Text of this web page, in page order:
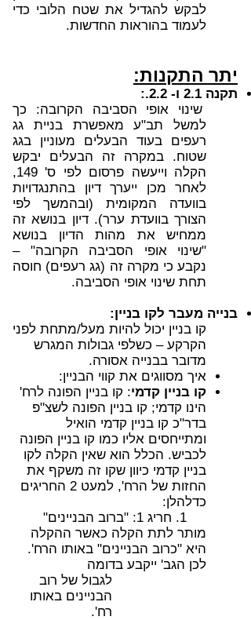
לבקש להגדיל את שטח הלובי כדי
לעמוד בהוראות החדשות.
יתר התקנות:
תקנה 2.1 ו- 2.2.:
שינוי אופי הסביבה הקרובה: כך
למשל תב"ע מאפשרת בניית גג
רעפים בעוד הבעלים מעוניין בגג
שטוח. במקרה זה הבעלים יבקש
הקלה וייעשה פרסום לפי ס' 149,
לאחר מכן ייערך דיון בהתנגדויות
בוועדה המקומית (ובהמשך לפי
הצורך בוועדת ערר). דיון בנושא זה
ממחיש את מהות הדיון בנושא
"שינוי אופי הסביבה הקרובה" –
נקבע כי מקרה זה (גג רעפים) חוסה
תחת שינוי אופי הסביבה.
בנייה מעבר לקו בניין:
קו בניין יכול להיות מעל/מתחת לפני
הקרקע – כשלפי גבולות המגרש
מדובר בבנייה אסורה.
איך מסווגים את קווי הבניין:
קו בניין קדמי: קו בניין הפונה לרח'
הינו קדמי; קו בניין הפונה לשצ"פ
בדר"כ קו בניין קדמי הואיל
ומתייחסים אליו כמו קו בניין הפונה
לכביש. הכלל הוא שאין הקלה לקו
בניין קדמי כיוון שקו זה משקף את
החזות של הרח', למעט 2 החריגים
כדלהלן:
1. חריג 1: "ברוב הבניינים"
מותר לתת הקלה כאשר ההקלה
היא "כרוב הבניינים" באותו הרח'.
לכן הגב' ייקבע בדומה
לגבול של רוב
הבניינים באותו
רח'.